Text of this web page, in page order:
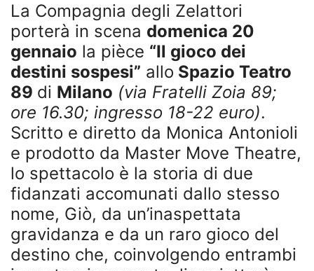
La Compagnia degli Zelattori
porterà in scena domenica 20
gennaio la pièce “Il gioco dei
destini sospesi” allo Spazio Teatro
89 di Milano (via Fratelli Zoia 89;
ore 16.30; ingresso 18-22 euro).
Scritto e diretto da Monica Antonioli
e prodotto da Master Move Theatre,
lo spettacolo è la storia di due
fidanzati accomunati dallo stesso
nome, Giò, da un’inaspettata
gravidanza e da un raro gioco del
destino che, coinvolgendo entrambi